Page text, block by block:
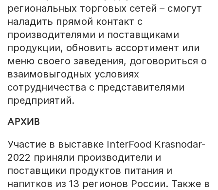
региональных торговых сетей – смогут
наладить прямой контакт с
производителями и поставщиками
продукции, обновить ассортимент или
меню своего заведения, договориться о
взаимовыгодных условиях
сотрудничества с представителями
предприятий.
АРХИВ
Участие в выставке InterFood Krasnodar-
2022 приняли производители и
поставщики продуктов питания и
напитков из 13 регионов России. Также в